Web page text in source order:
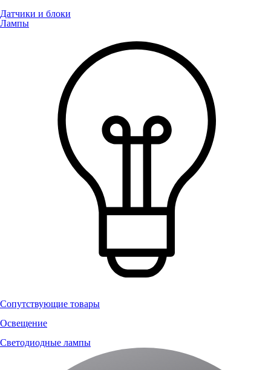
Датчики и блоки
Лампы
Сопутствующие товары
Освещение
Светодиодные лампы